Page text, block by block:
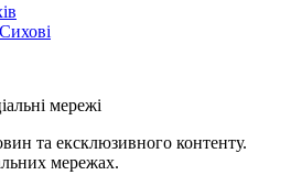
мережі
та ексклюзивного контенту.
мережах.